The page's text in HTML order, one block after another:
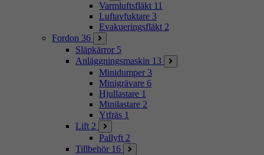
Varmluftsfläkt 11
Luftavfuktare 3
Evakueringsfläkt 2
Fordon 36
Släpkärror 5
Anläggningsmaskin 13
Minidumper 3
Minigrävare 6
Hjullastare 1
Minilastare 2
Ytfräs 1
Lift 2
Pallyft 2
Tillbehör 16